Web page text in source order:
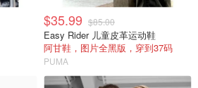
$35.99 $85.00
Easy Rider 儿童皮革运动鞋
阿甘鞋，图片全黑版，穿到37码
PUMA